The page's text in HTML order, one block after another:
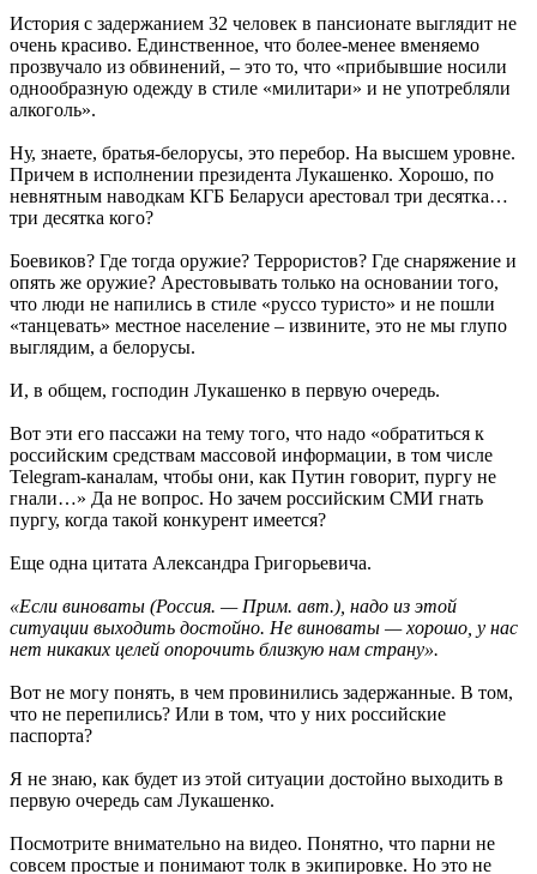
История с задержанием 32 человек в пансионате выглядит не
очень красиво. Единственное, что более-менее вменяемо
прозвучало из обвинений, – это то, что «прибывшие носили
однообразную одежду в стиле «милитари» и не употребляли
алкоголь».
Ну, знаете, братья-белорусы, это перебор. На высшем уровне.
Причем в исполнении президента Лукашенко. Хорошо, по
невнятным наводкам КГБ Беларуси арестовал три десятка…
три десятка кого?
Боевиков? Где тогда оружие? Террористов? Где снаряжение и
опять же оружие? Арестовывать только на основании того,
что люди не напились в стиле «руссо туристо» и не пошли
«танцевать» местное население – извините, это не мы глупо
выглядим, а белорусы.
И, в общем, господин Лукашенко в первую очередь.
Вот эти его пассажи на тему того, что надо «обратиться к
российским средствам массовой информации, в том числе
Telegram-каналам, чтобы они, как Путин говорит, пургу не
гнали…» Да не вопрос. Но зачем российским СМИ гнать
пургу, когда такой конкурент имеется?
Еще одна цитата Александра Григорьевича.
«Если виноваты (Россия. — Прим. авт.), надо из этой
ситуации выходить достойно. Не виноваты — хорошо, у нас
нет никаких целей опорочить близкую нам страну».
Вот не могу понять, в чем провинились задержанные. В том,
что не перепились? Или в том, что у них российские
паспорта?
Я не знаю, как будет из этой ситуации достойно выходить в
первую очередь сам Лукашенко.
Посмотрите внимательно на видео. Понятно, что парни не
совсем простые и понимают толк в экипировке. Но это не